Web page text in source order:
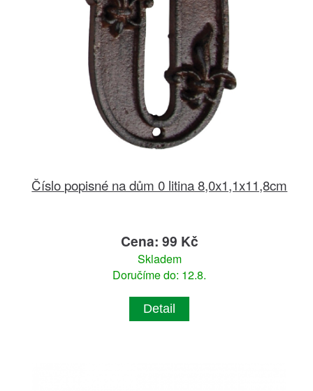
Číslo popisné na dům 0 litina 8,0x1,1x11,8cm
Cena: 99 Kč
Skladem
Doručíme do: 12.8.
Detail